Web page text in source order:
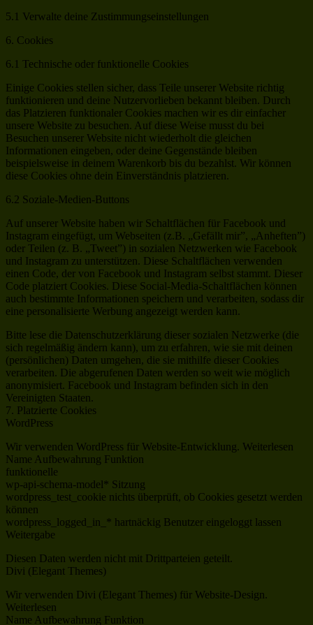
5.1 Verwalte deine Zustimmungseinstellungen
6. Cookies
6.1 Technische oder funktionelle Cookies
Einige Cookies stellen sicher, dass Teile unserer Website richtig
funktionieren und deine Nutzervorlieben bekannt bleiben. Durch
das Platzieren funktionaler Cookies machen wir es dir einfacher
unsere Website zu besuchen. Auf diese Weise musst du bei
Besuchen unserer Website nicht wiederholt die gleichen
Informationen eingeben, oder deine Gegenstände bleiben
beispielsweise in deinem Warenkorb bis du bezahlst. Wir können
diese Cookies ohne dein Einverständnis platzieren.
6.2 Soziale-Medien-Buttons
Auf unserer Website haben wir Schaltflächen für Facebook und
Instagram eingefügt, um Webseiten (z.B. „Gefällt mir”, „Anheften”)
oder Teilen (z. B. „Tweet”) in sozialen Netzwerken wie Facebook
und Instagram zu unterstützen. Diese Schaltflächen verwenden
einen Code, der von Facebook und Instagram selbst stammt. Dieser
Code platziert Cookies. Diese Social-Media-Schaltflächen können
auch bestimmte Informationen speichern und verarbeiten, sodass dir
eine personalisierte Werbung angezeigt werden kann.
Bitte lese die Datenschutzerklärung dieser sozialen Netzwerke (die
sich regelmäßig ändern kann), um zu erfahren, wie sie mit deinen
(persönlichen) Daten umgehen, die sie mithilfe dieser Cookies
verarbeiten. Die abgerufenen Daten werden so weit wie möglich
anonymisiert. Facebook und Instagram befinden sich in den
Vereinigten Staaten.
7. Platzierte Cookies
WordPress
Wir verwenden WordPress für Website-Entwicklung. Weiterlesen
Name Aufbewahrung Funktion
funktionelle
wp-api-schema-model* Sitzung
wordpress_test_cookie nichts überprüft, ob Cookies gesetzt werden
können
wordpress_logged_in_* hartnäckig Benutzer eingeloggt lassen
Weitergabe
Diesen Daten werden nicht mit Drittparteien geteilt.
Divi (Elegant Themes)
Wir verwenden Divi (Elegant Themes) für Website-Design.
Weiterlesen
Name Aufbewahrung Funktion